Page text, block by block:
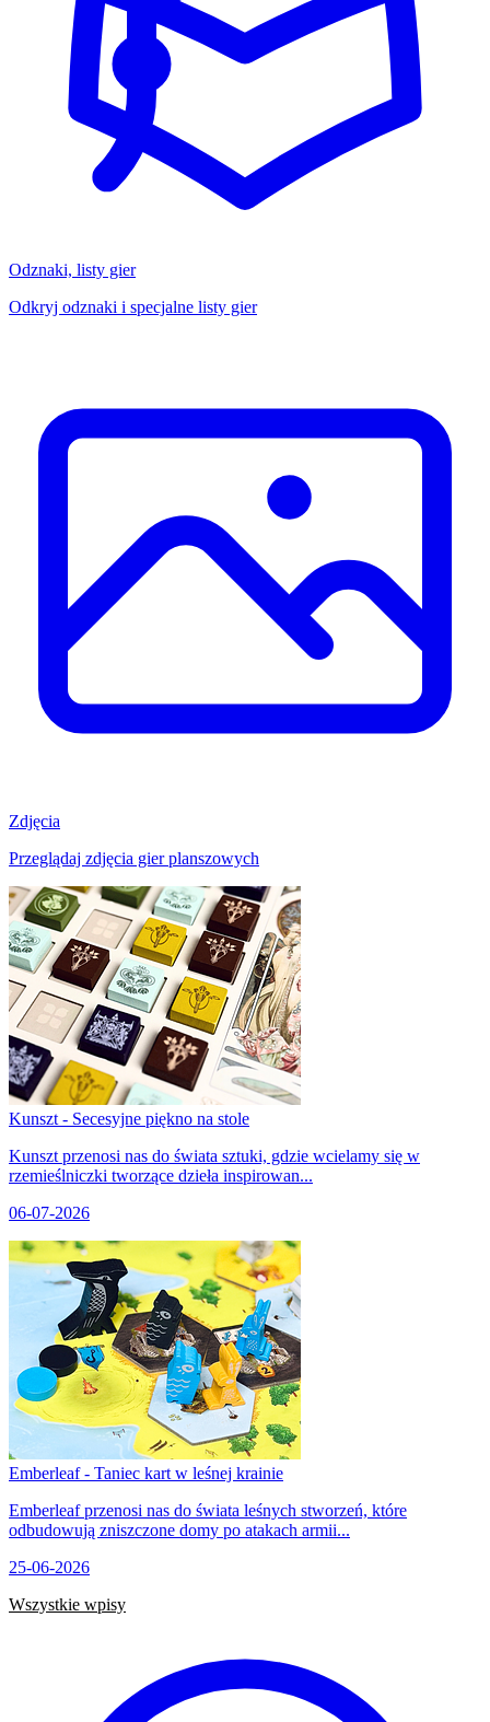
Odznaki, listy gier
Odkryj odznaki i specjalne listy gier
Zdjęcia
Przeglądaj zdjęcia gier planszowych
Kunszt - Secesyjne piękno na stole
Kunszt przenosi nas do świata sztuki, gdzie wcielamy się w
rzemieślniczki tworzące dzieła inspirowan...
06-07-2026
Emberleaf - Taniec kart w leśnej krainie
Emberleaf przenosi nas do świata leśnych stworzeń, które
odbudowują zniszczone domy po atakach armii...
25-06-2026
Wszystkie wpisy